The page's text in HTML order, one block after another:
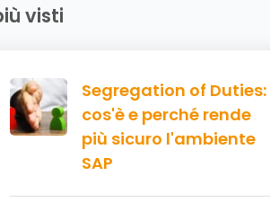
visti
Segregation of Duties:
cos'è e perché rende
più sicuro l'ambiente
SAP